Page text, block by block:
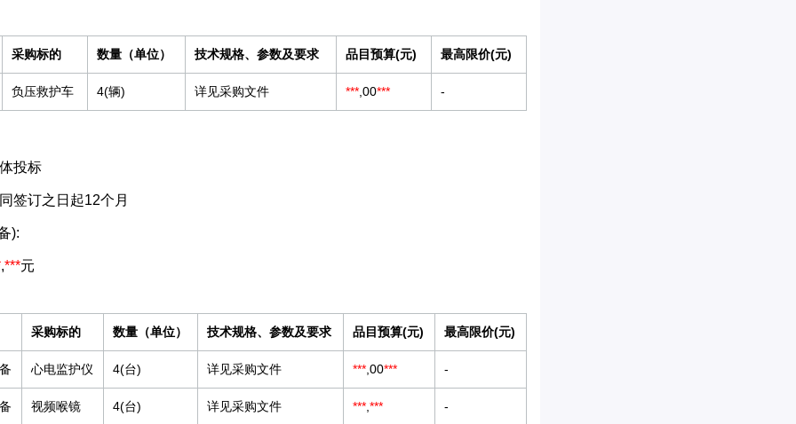
采购标的 数量（单位） 技术规格、参数及要求 品目预算(元) 最高限价(元)
负压救护车 4(辆) 详见采购文件 *** ,00*** -
投标
签订之日起12个月
):
,***元
采购标的 数量（单位） 技术规格、参数及要求 品目预算(元) 最高限价(元)
心电监护仪 4(台) 详见采购文件 *** ,00*** -
视频喉镜 4(台) 详见采购文件 *** *** -